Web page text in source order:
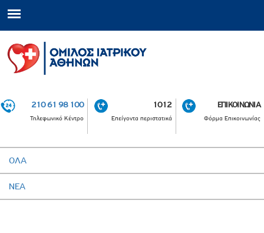
210 61 98 100
Τηλεφωνικό Κέντρο
1012
Επείγοντα περιστατικά
ΕΠΙΚΟΙΝΩΝΙΑ
Φόρμα Επικοινωνίας
ΟΛΑ
ΝΕΑ